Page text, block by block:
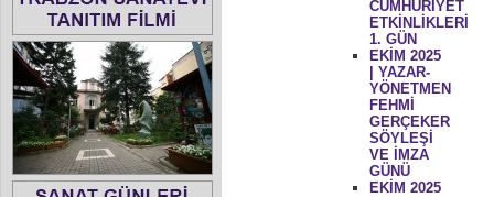
CUMHURİYET
ETKİNLİKLERİ
1. GÜN
EKİM 2025
| YAZAR-
YÖNETMEN
FEHMİ
GERÇEKER
SÖYLEŞİ
VE İMZA
GÜNÜ
EKİM 2025